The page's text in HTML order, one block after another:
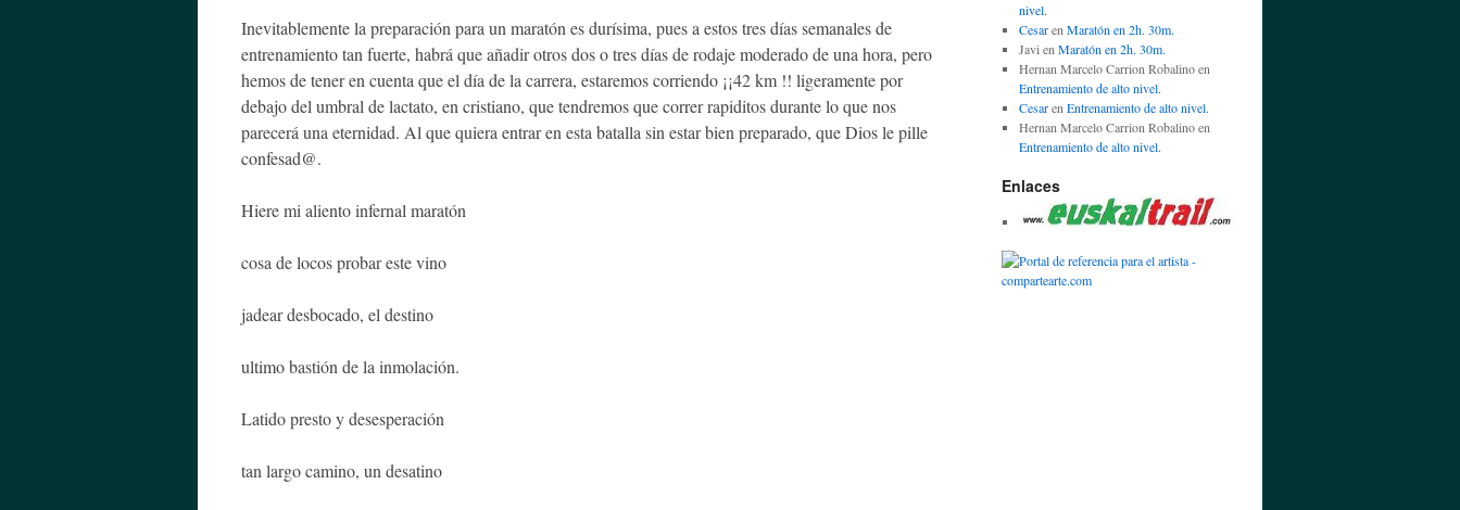
Inevitablemente la preparación para un maratón es durísima, pues a estos tres días semanales de
entrenamiento tan fuerte, habrá que añadir otros dos o tres días de rodaje moderado de una hora, pero
hemos de tener en cuenta que el día de la carrera, estaremos corriendo ¡¡42 km !! ligeramente por
debajo del umbral de lactato, en cristiano, que tendremos que correr rapiditos durante lo que nos
parecerá una eternidad. Al que quiera entrar en esta batalla sin estar bien preparado, que Dios le pille
confesad@.
Hiere mi aliento infernal maratón
cosa de locos probar este vino
jadear desbocado, el destino
ultimo bastión de la inmolación.
Latido presto y desesperación
tan largo camino, un desatino
nivel.
Cesaren Maratón en 2h. 30m.
Javi en Maratón en 2h. 30m.
Hernan Marcelo Carrion Robalinoen
Entrenamiento de alto nivel.
Cesaren Entrenamiento de alto nivel.
Hernan Marcelo Carrion Robalinoen
Entrenamiento de alto nivel.
Enlaces